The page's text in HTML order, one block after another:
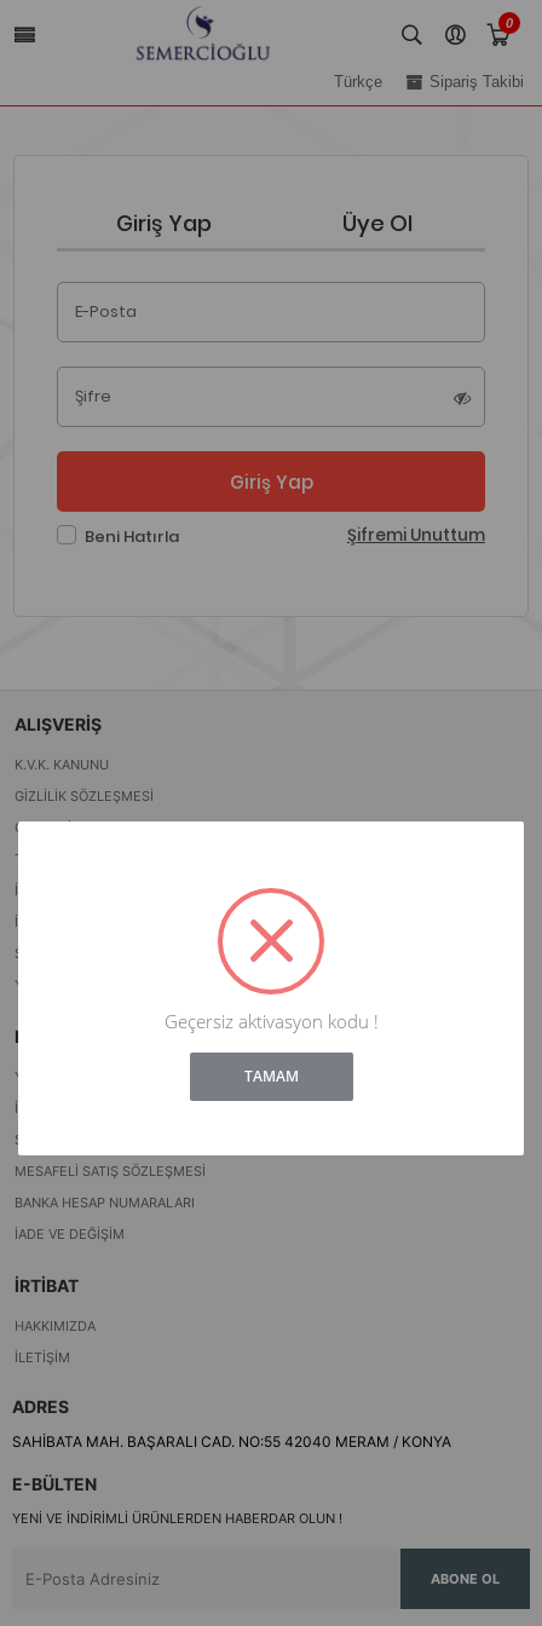
0
Sipariş Takibi
Türkçe
Giriş Yap Üye Ol
E-Posta
Şifre
Giriş Yap
Beni Hatırla Şifremi Unuttum
ALIŞVERİŞ
K.V.K. KANUNU
GIZLILIK SÖZLEŞMESI
GARANTI ŞARTLARI
TESLIMAT ŞARTLARI
İADE POLITIKASI
İADE SÖZLEŞMESI
SATIŞ POLITIKASI SÖZLEŞMESI
YENI ÜRÜNLER
HİZMETLER
YARDIM
İSTEK VE ÖNERILERINIZ
SIPARIŞ TAKIBI
MESAFELI SATIŞ SÖZLEŞMESI
BANKA HESAP NUMARALARI
İADE VE DEĞIŞIM
İRTİBAT
HAKKIMIZDA
İLETIŞIM
ADRES
SAHİBATA MAH. BAŞARALI CAD. NO:55 42040 MERAM / KONYA
E-BÜLTEN
YENI VE INDIRIMLI ÜRÜNLERDEN HABERDAR OLUN !
ABONE OL
Geçersiz aktivasyon kodu !
TAMAM